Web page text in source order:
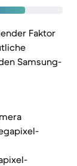
Faktor
Samsung-